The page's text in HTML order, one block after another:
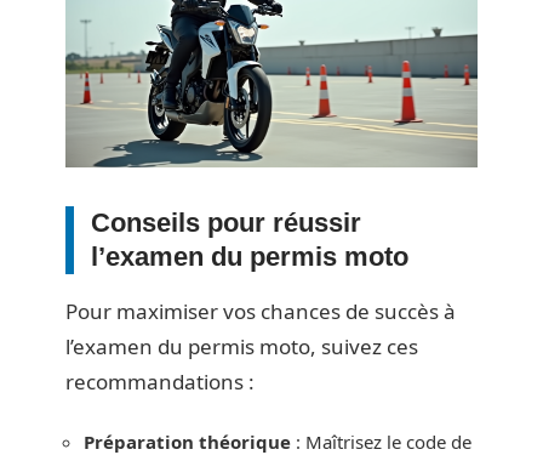
Conseils pour réussir
l’examen du permis moto
Pour maximiser vos chances de succès à
l’examen du permis moto, suivez ces
recommandations :
Préparation théorique : Maîtrisez le code de